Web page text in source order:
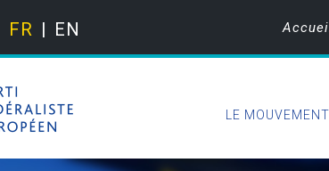
FR EN
LE MOUVEMENT